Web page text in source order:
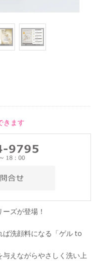
きます
ズが登場！
ば洗顔料になる「ゲル to
えながらやさしく洗い上